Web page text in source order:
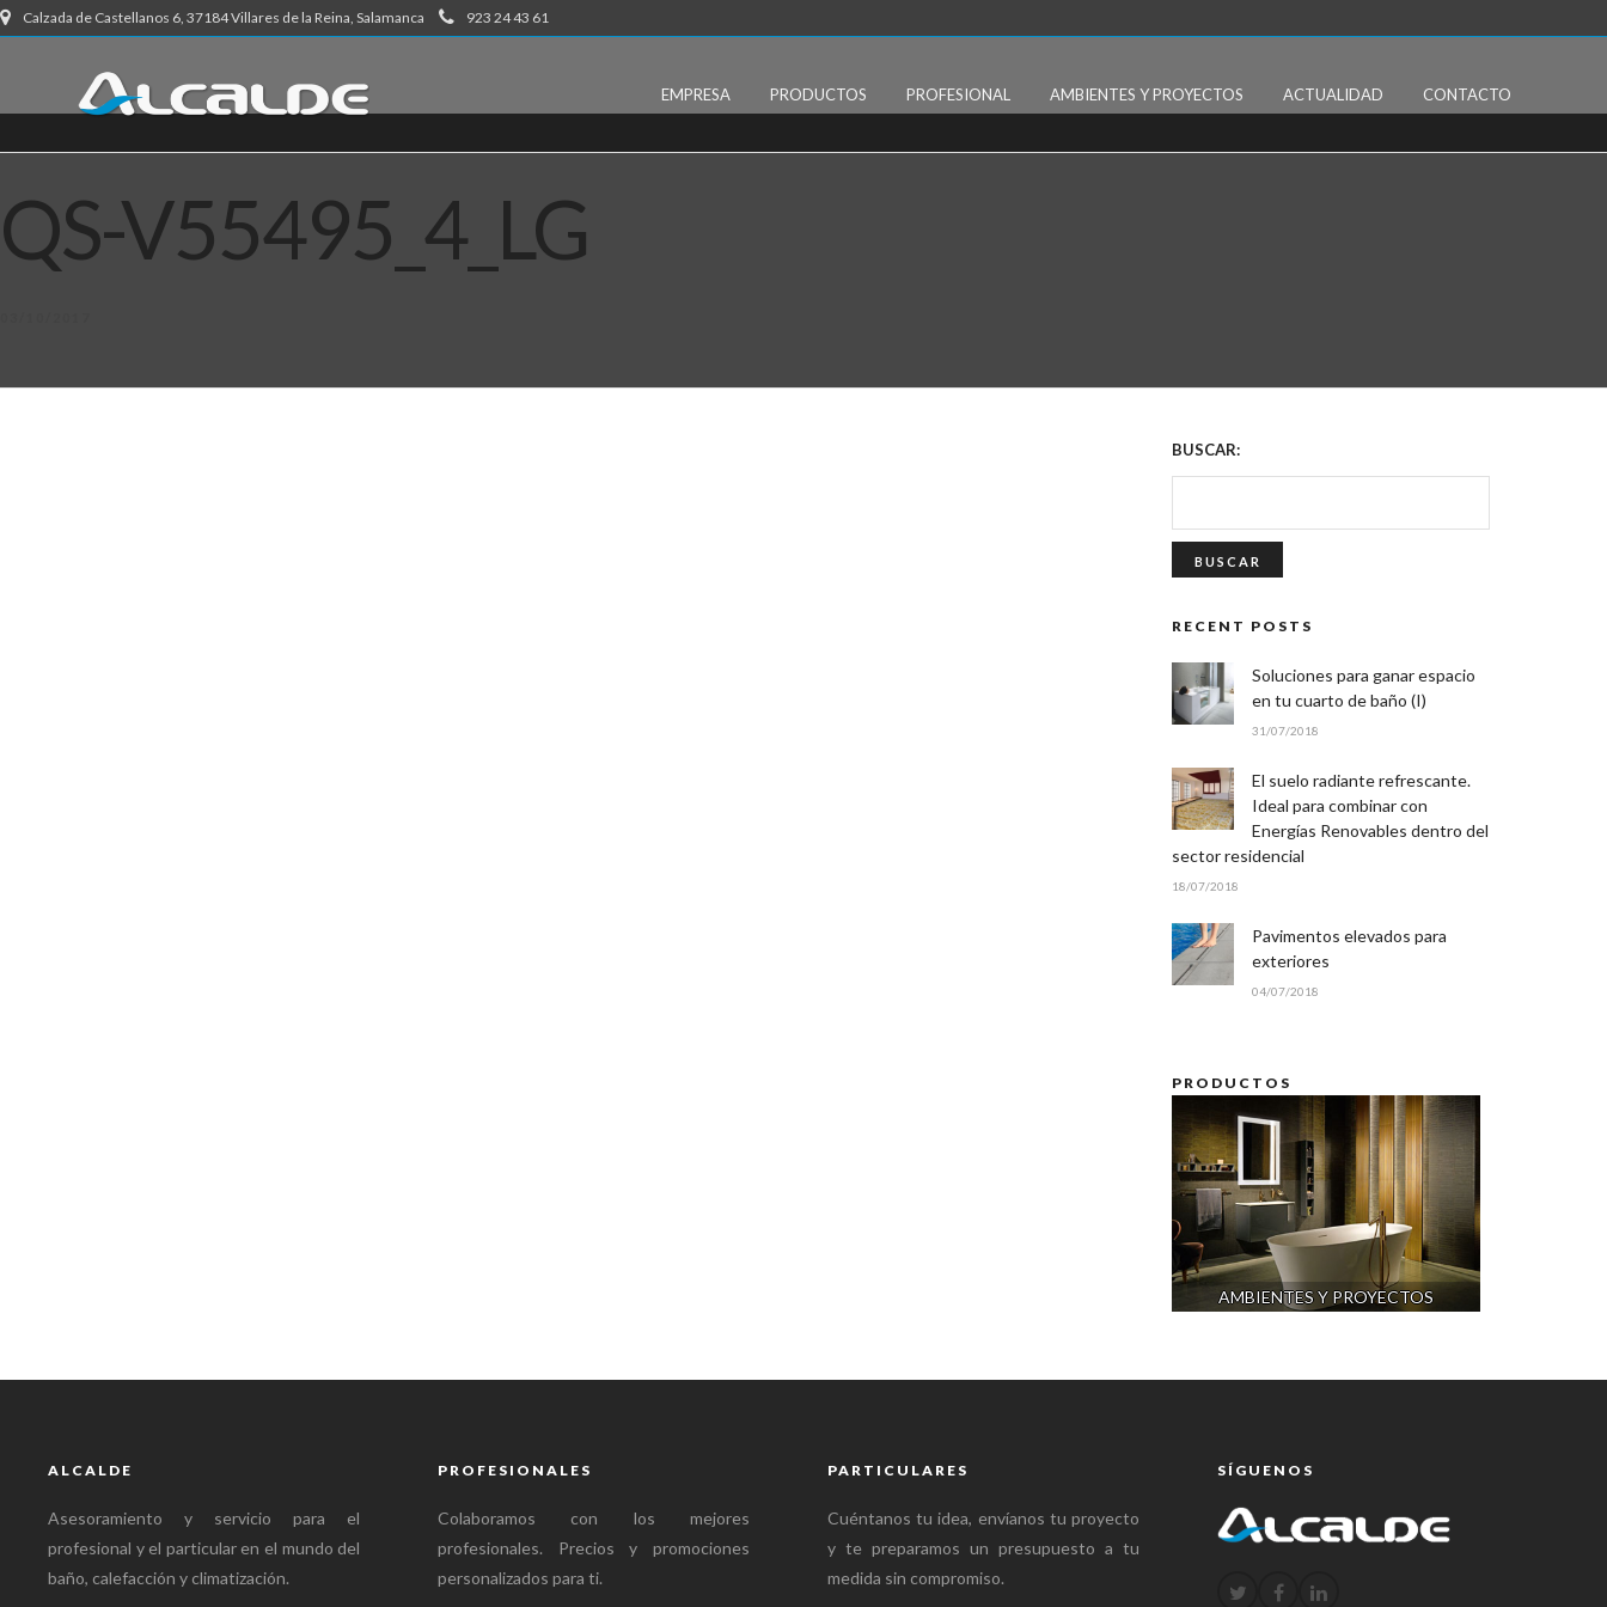
Calzada de Castellanos 6, 37184 Villares de la Reina, Salamanca 923 24 43 61
EMPRESA PRODUCTOS PROFESIONAL AMBIENTES Y PROYECTOS ACTUALIDAD CONTACTO
QS-V55495_4_LG
BUSCAR:
RECENT POSTS
Soluciones para ganar espacio
en tu cuarto de baño (I)
31/07/2018
El suelo radiante refrescante.
Ideal para combinar con
Energías Renovables dentro del
sector residencial
18/07/2018
Pavimentos elevados para
exteriores
04/07/2018
PRODUCTOS
AMBIENTES Y PROYECTOS
ALCALDE
Asesoramiento y servicio para el
profesional y el particular en el mundo del
baño, calefacción y climatización.
PROFESIONALES
Colaboramos con los mejores
profesionales. Precios y promociones
personalizados para ti.
PARTICULARES
Cuéntanos tu idea, envíanos tu proyecto
y te preparamos un presupuesto a tu
medida sin compromiso.
SÍGUENOS